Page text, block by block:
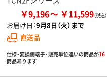
￥9,196 ￥11,599
お届け日：9月8日（火）まで
直送品
仕様・変換側端子・販売単位違いの商品が16
商品あります